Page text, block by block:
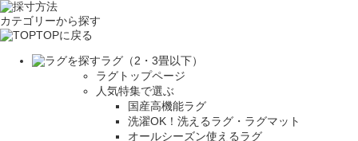
カテゴリーから探す
TOPに戻る
ラグ（2・3畳以下）
ラグトップページ
人気特集で選ぶ
国産高機能ラグ
洗濯OK！洗えるラグ・ラグマット
オールシーズン使えるラグ